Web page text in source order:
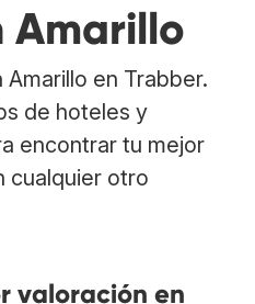
Amarillo
en Trabber.
de hoteles y
encontrar tu mejor
cualquier otro
valoración en